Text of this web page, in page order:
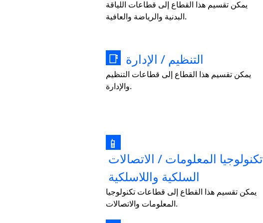
يمكن تقسيم هذا القطاع إلى قطاعات اللياقة
البدنية والرياضة والعافية.
📑 التنظيم / الإدارة
يمكن تقسيم هذا القطاع إلى قطاعات التنظيم
والإدارة.
📱
تكنولوجيا المعلومات / الاتصالات
السلكية واللاسلكية
يمكن تقسيم هذا القطاع إلى قطاعات تكنولوجيا
المعلومات والاتصالات.